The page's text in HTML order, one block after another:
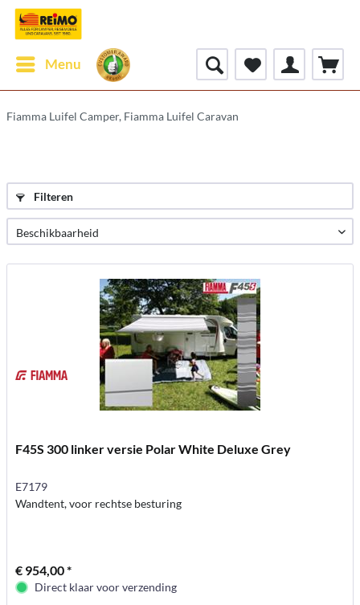
Menu
Fiamma Luifel Camper, Fiamma Luifel Caravan
Filteren
F45S 300 linker versie Polar White Deluxe Grey
E7179
Wandtent, voor rechtse besturing
€ 954,00 *
Direct klaar voor verzending